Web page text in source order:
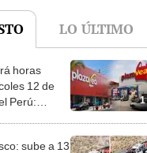
LO ÚLTIMO
1
horas
12 de
Perú:
sube a 13